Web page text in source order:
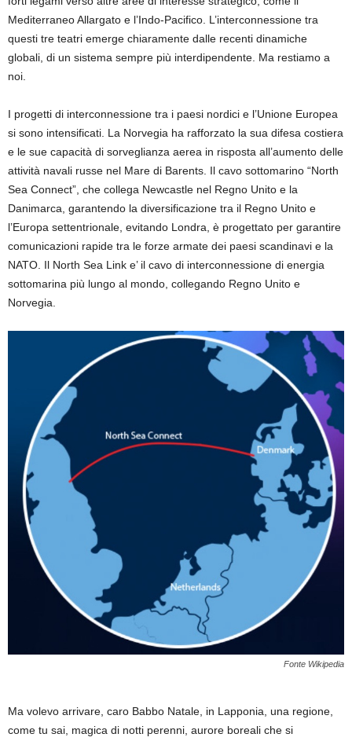
Mediterraneo Allargato e l’Indo-Pacifico. L’interconnessione tra
questi tre teatri emerge chiaramente dalle recenti dinamiche
globali, di un sistema sempre più interdipendente. Ma restiamo a
noi.
I progetti di interconnessione tra i paesi nordici e l’Unione Europea
si sono intensificati. La Norvegia ha rafforzato la sua difesa costiera
e le sue capacità di sorveglianza aerea in risposta all’aumento delle
attività navali russe nel Mare di Barents. Il cavo sottomarino “North
Sea Connect”, che collega Newcastle nel Regno Unito e la
Danimarca, garantendo la diversificazione tra il Regno Unito e
l’Europa settentrionale, evitando Londra, è progettato per garantire
comunicazioni rapide tra le forze armate dei paesi scandinavi e la
NATO. Il North Sea Link e’ il cavo di interconnessione di energia
sottomarina più lungo al mondo, collegando Regno Unito e
Norvegia.
Fonte Wikipedia
Ma volevo arrivare, caro Babbo Natale, in Lapponia, una regione,
come tu sai, magica di notti perenni, aurore boreali che si